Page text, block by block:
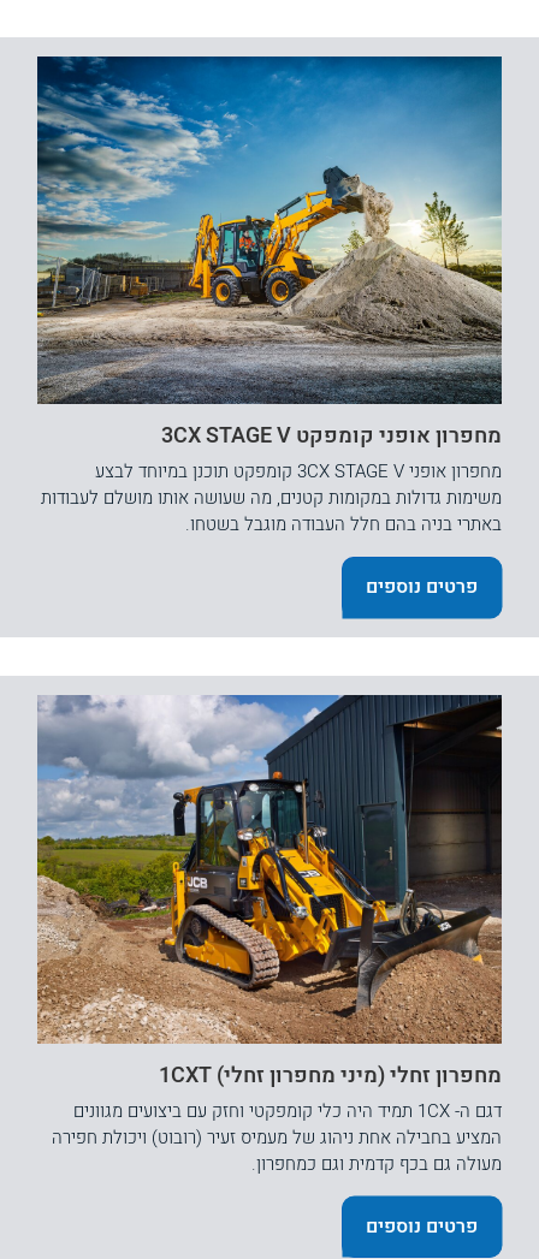
מחפרון אופני קומפקט 3CX STAGE V
מחפרון אופני 3CX STAGE V קומפקט תוכנן במיוחד לבצע
משימות גדולות במקומות קטנים, מה שעושה אותו מושלם לעבודות
באתרי בניה בהם חלל העבודה מוגבל בשטחו.
פרטים נוספים
מחפרון זחלי (מיני מחפרון זחלי) 1CXT
דגם ה- 1CX תמיד היה כלי קומפקטי וחזק עם ביצועים מגוונים
המציע בחבילה אחת ניהוג של מעמיס זעיר (רובוט) ויכולת חפירה
מעולה גם בכף קדמית וגם כמחפרון.
פרטים נוספים